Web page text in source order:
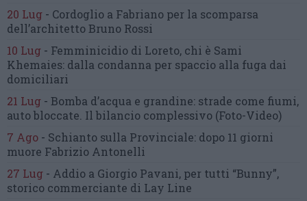
20 Lug - Cordoglio a Fabriano per la scomparsa
dell’architetto Bruno Rossi
10 Lug - Femminicidio di Loreto, chi è Sami
Khemaies: dalla condanna per spaccio alla fuga dai
domiciliari
21 Lug - Bomba d’acqua e grandine: strade come fiumi,
auto bloccate. Il bilancio complessivo (Foto-Video)
7 Ago - Schianto sulla Provinciale: dopo 11 giorni
muore Fabrizio Antonelli
27 Lug - Addio a Giorgio Pavani, per tutti “Bunny”,
storico commerciante di Lay Line